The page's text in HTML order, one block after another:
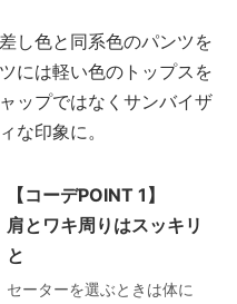
し色と同系色のパンツを
には軽い色のトップスを
ップではなくサンバイザ
な印象に。
【コーデPOINT 1】
肩とワキ周りはスッキリ
と
セーターを選ぶときは体に